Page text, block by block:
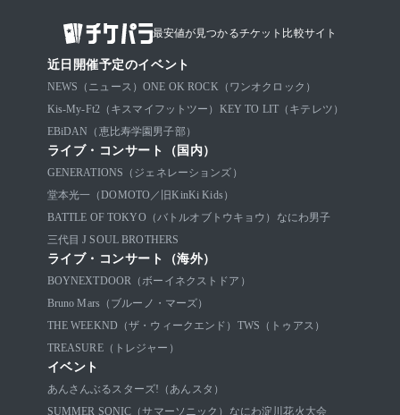
最安値が見つかるチケット比較サイト
近日開催予定のイベント
NEWS（ニュース） ONE OK ROCK（ワンオクロック）
Kis-My-Ft2（キスマイフットツー） KEY TO LIT（キテレツ）
EBiDAN（恵比寿学園男子部）
ライブ・コンサート（国内）
GENERATIONS（ジェネレーションズ）
堂本光一（DOMOTO／旧KinKi Kids）
BATTLE OF TOKYO（バトルオブトウキョウ）
なにわ男子
三代目 J SOUL BROTHERS
ライブ・コンサート（海外）
BOYNEXTDOOR（ボーイネクストドア）
Bruno Mars（ブルーノ・マーズ）
THE WEEKND（ザ・ウィークエンド） TWS（トゥアス）
TREASURE（トレジャー）
イベント
あんさんぶるスターズ!（あんスタ）
SUMMER SONIC（サマーソニック） なにわ淀川花火大会